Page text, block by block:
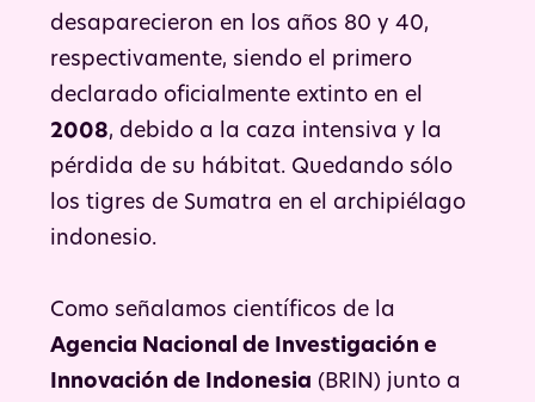
desaparecieron en los años 80 y 40,
respectivamente, siendo el primero
declarado oficialmente extinto en el
2008, debido a la caza intensiva y la
pérdida de su hábitat. Quedando sólo
los tigres de Sumatra en el archipiélago
indonesio.
Como señalamos científicos de la
Agencia Nacional de Investigación e
Innovación de Indonesia (BRIN) junto a